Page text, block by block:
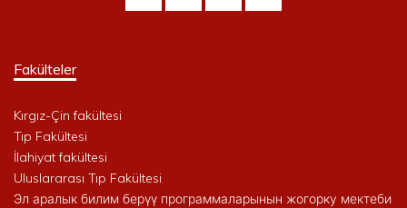
Fakülteler
Kırgız-Çin fakültesi
Tıp Fakültesi
İlahiyat fakültesi
Uluslararası Tıp Fakültesi
Эл аралык билим берүү программаларынын жогорку мектеби